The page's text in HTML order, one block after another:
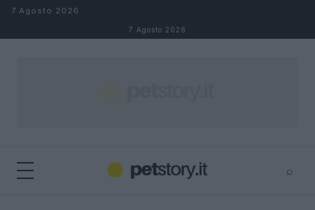
Salta al contenuto
7 Agosto 2026
7 Agosto 2026
⌕